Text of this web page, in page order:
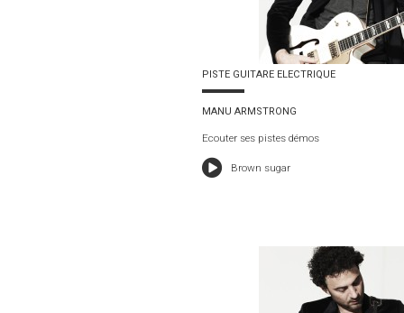
PISTE GUITARE ELECTRIQUE
MANU ARMSTRONG
Ecouter ses pistes démos
Brown sugar